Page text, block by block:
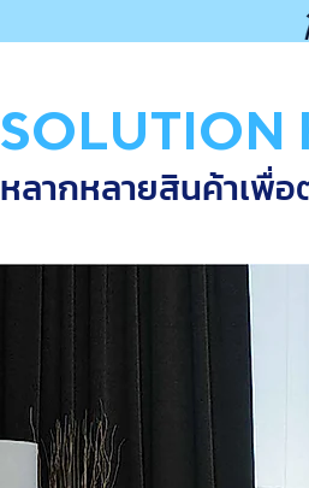
SOLUTION
หลากหลายสินค้าเพื่